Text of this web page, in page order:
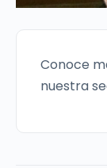
Conoce
nuestra